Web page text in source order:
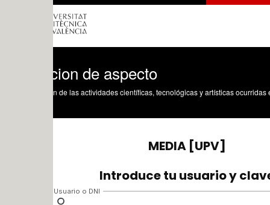
de aspecto
de las actividades científicas, tecnológicas y artísticas ocurridas en los tres